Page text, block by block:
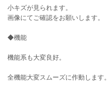
小キズが見られます。
画像にてご確認をお願いします。
◆機能
機能系も大変良好。
全機能大変スムーズに作動します。